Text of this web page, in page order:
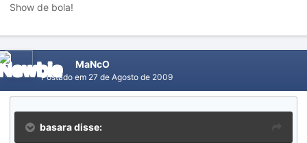
Show de bola!
MaNcO
Postado em 27 de Agosto de 2009
basara disse: